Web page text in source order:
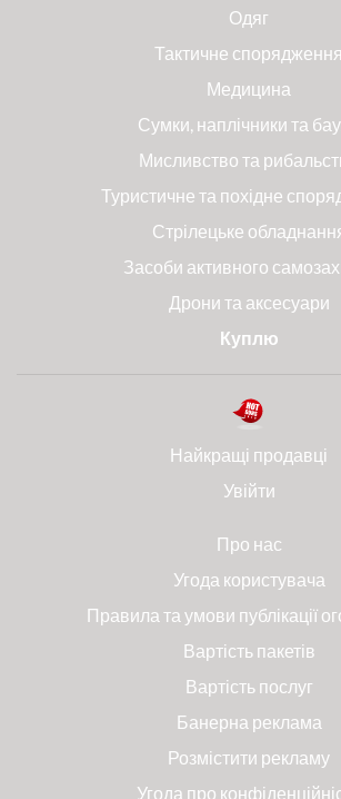
Одяг
Тактичне спорядження
Медицина
Сумки, наплічники та
Мисливство та
Туристичне та похідне
Стрілецьке
Засоби активного
Дрони та аксесуари
Куплю
Найкращі продавці
Увійти
Про нас
Угода користувача
Правила та умови публікації
Вартість пакетів
Вартість послуг
Банерна реклама
Розмістити рекламу
Угода про